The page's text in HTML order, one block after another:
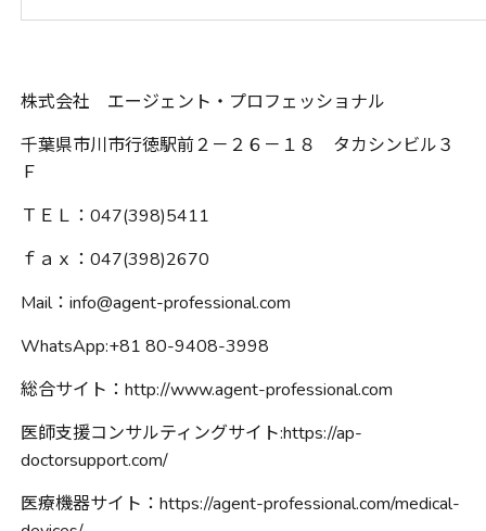
株式会社 エージェント・プロフェッショナル
千葉県市川市行徳駅前２－２６－１８ タカシンビル３
Ｆ
ＴＥＬ： 047(398)5411
ｆａｘ： 047(398)2670
Mail： info@agent-professional.com
WhatsApp:+81 80-9408-3998
総合サイト： http://www.agent-professional.com
医師支援コンサルティングサイト:https://ap-
doctorsupport.com/
医療機器サイト： https://agent-professional.com/medical-